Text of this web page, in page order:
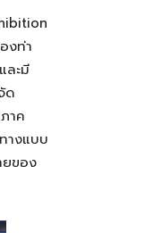
งท่า
ละมี
ด
าค
างแบบ
ยของ